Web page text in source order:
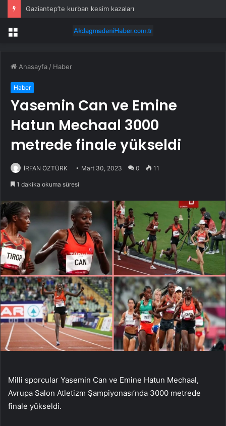
Gaziantep’te kurban kesim kazaları
Menü
Anasayfa / Haber
Haber
Yasemin Can ve Emine
Hatun Mechaal 3000
metrede finale yükseldi
İRFAN ÖZTÜRK Mart 30, 2023 0 11
1 dakika okuma süresi
Milli sporcular Yasemin Can ve Emine Hatun Mechaal,
Avrupa Salon Atletizm Şampiyonası’nda 3000 metrede
finale yükseldi.